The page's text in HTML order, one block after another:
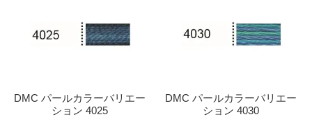
DMC パールカラーバリエー
ション 4025
DMC パールカラーバリエー
ション 4030